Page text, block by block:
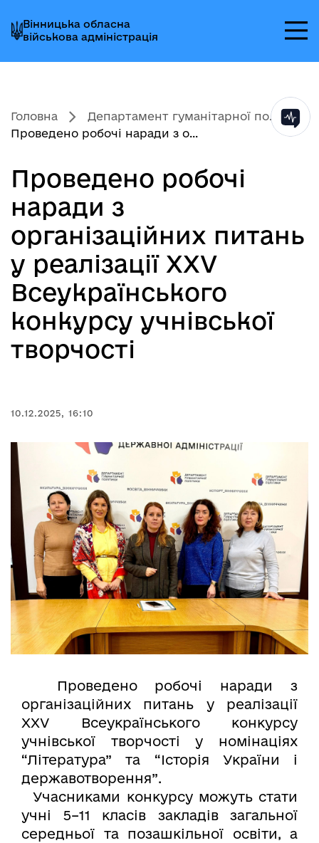
до
головного
меню
до
головного
вмісту
до
головного
колонтитула
Вінницька обласна
військова адміністрація
Головна
Департамент гуманітарної по...
Проведено робочі наради з о...
Проведено робочі
наради з
організаційних питань
у реалізації ХХV
Всеукраїнського
конкурсу учнівської
творчості
10.12.2025, 16:10
Проведено робочі наради з
організаційних питань у реалізації
ХХV Всеукраїнського конкурсу
учнівської творчості у номінаціях
“Література” та “Історія України і
державотворення”.
Учасниками конкурсу можуть стати
учні 5–11 класів закладів загальної
середньої та позашкільної освіти, а